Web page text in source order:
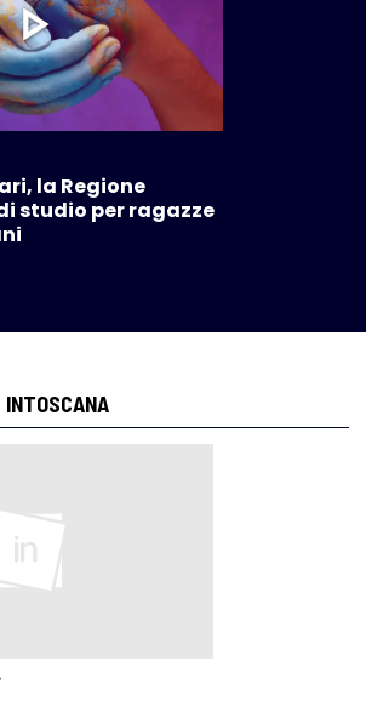
la Regione
studio per ragazze
INTOSCANA